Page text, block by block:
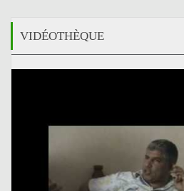
VIDÉOTHÈQUE